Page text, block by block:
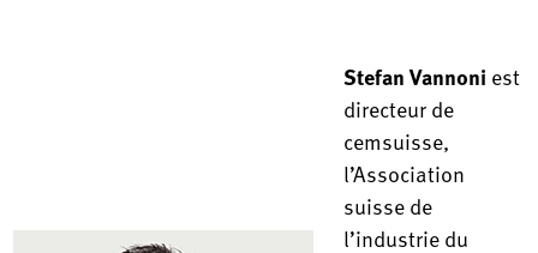
Stefan Vannoni est
directeur de
cemsuisse,
l’Association
suisse de
l’industrie du